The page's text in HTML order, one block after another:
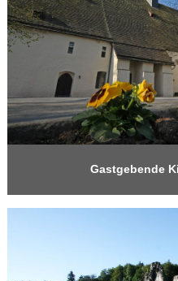
Gastgebende